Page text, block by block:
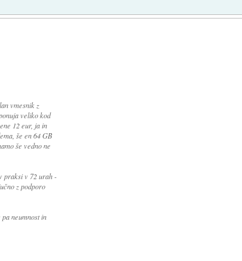
vmesnik z
veliko kod
12 eur, ja in
še en 64 GB
še vedno ne
praksi v 72 urah -
z podporo
neumnost in